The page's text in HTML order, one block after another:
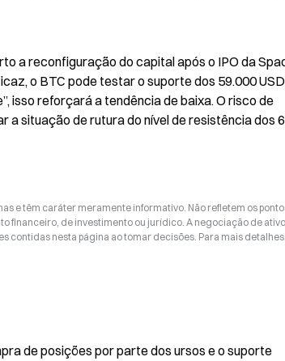
a reconfiguração do capital após o IPO da
o BTC pode testar o suporte dos 59.000
isso reforçará a tendência de baixa. O risco de
situação de rutura do nível de resistência dos
e têm caráter meramente informativo. Não refletem os
financeiro, de investimento ou jurídico. A negociação de
contidas nesta página ao tomar decisões. Para mais detalhes,
de posições por parte dos ursos e o suporte